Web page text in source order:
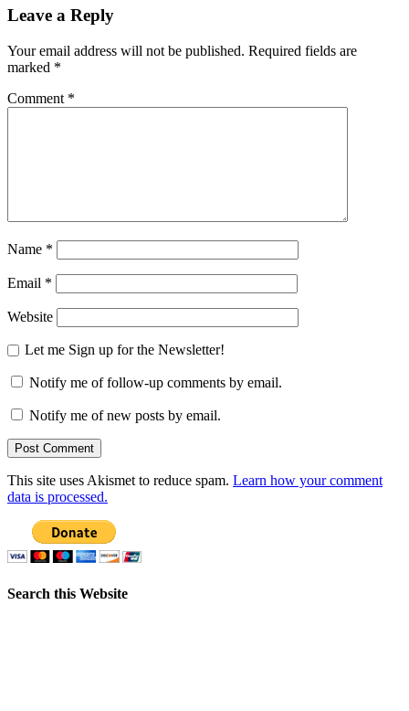
Leave a Reply
Your email address will not be published. Required fields are
marked *
Comment *
Name *
Email *
Website
Let me Sign up for the Newsletter!
Notify me of follow-up comments by email.
Notify me of new posts by email.
This site uses Akismet to reduce spam. Learn how your comment
data is processed.
Search this Website